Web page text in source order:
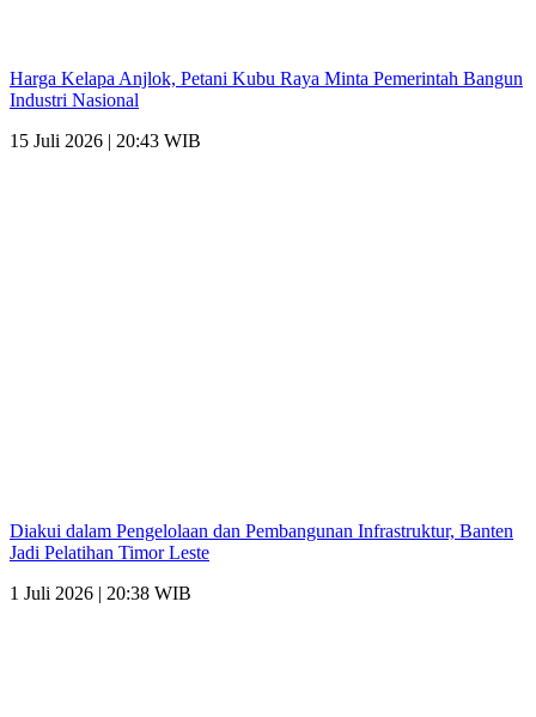
Harga Kelapa Anjlok, Petani Kubu Raya Minta Pemerintah Bangun
Industri Nasional
15 Juli 2026 | 20:43 WIB
Diakui dalam Pengelolaan dan Pembangunan Infrastruktur, Banten
Jadi Pelatihan Timor Leste
1 Juli 2026 | 20:38 WIB